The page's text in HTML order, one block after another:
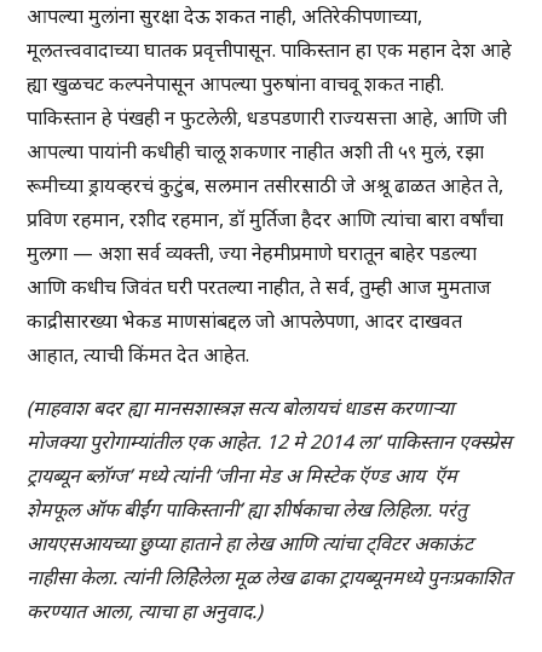
आपल्या मुलांना सुरक्षा देऊ शकत नाही, अतिरेकीपणाच्या,
मूलतत्त्ववादाच्या घातक प्रवृत्तीपासून. पाकिस्तान हा एक महान देश आहे
ह्या खुळचट कल्पनेपासून आपल्या पुरुषांना वाचवू शकत नाही.
पाकिस्तान हे पंखही न फुटलेली, धडपडणारी राज्यसत्ता आहे, आणि जी
आपल्या पायांनी कधीही चालू शकणार नाहीत अशी ती ५९ मुलं, रझा
रूमीच्या ड्रायव्हरचं कुटुंब, सलमान तसीरसाठी जे अश्रू ढाळत आहेत ते,
प्रविण रहमान, रशीद रहमान, डॉ मुर्तिजा हैदर आणि त्यांचा बारा वर्षांचा
मुलगा — अशा सर्व व्यक्ती, ज्या नेहमीप्रमाणे घरातून बाहेर पडल्या
आणि कधीच जिवंत घरी परतल्या नाहीत, ते सर्व, तुम्ही आज मुमताज
काद्रीसारख्या भेकड माणसांबद्दल जो आपलेपणा, आदर दाखवत
आहात, त्याची किंमत देत आहेत.
(माहवाश बदर ह्या मानसशास्त्रज्ञ सत्य बोलायचं धाडस करणाऱ्या
मोजक्या पुरोगाम्यांतील एक आहेत. 12 मे 2014 ला’ पाकिस्तान एक्स्प्रेस
ट्रायब्यून ब्लॉग्ज’ मध्ये त्यांनी ‘जीना मेड अ मिस्टेक ऍण्ड आय ऍम
शेमफूल ऑफ बीईंग पाकिस्तानी’ ह्या शीर्षकाचा लेख लिहिला. परंतु
आयएसआयच्या छुप्या हाताने हा लेख आणि त्यांचा ट्विटर अकाऊंट
नाहीसा केला. त्यांनी लिहिेलेला मूळ लेख ढाका ट्रायब्यूनमध्ये पुनःप्रकाशित
करण्यात आला, त्याचा हा अनुवाद.)